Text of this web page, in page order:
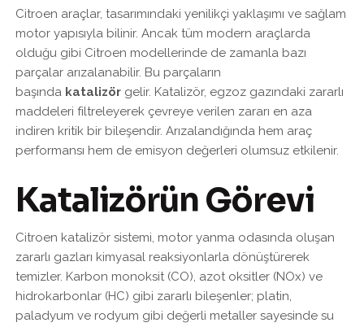
Citroen araçlar, tasarımındaki yenilikçi yaklaşımı ve sağlam
motor yapısıyla bilinir. Ancak tüm modern araçlarda
olduğu gibi Citroen modellerinde de zamanla bazı
parçalar arızalanabilir. Bu parçaların
başında katalizör gelir. Katalizör, egzoz gazındaki zararlı
maddeleri filtreleyerek çevreye verilen zararı en aza
indiren kritik bir bileşendir. Arızalandığında hem araç
performansı hem de emisyon değerleri olumsuz etkilenir.
Katalizörün Görevi
Citroen katalizör sistemi, motor yanma odasında oluşan
zararlı gazları kimyasal reaksiyonlarla dönüştürerek
temizler. Karbon monoksit (CO), azot oksitler (NOx) ve
hidrokarbonlar (HC) gibi zararlı bileşenler; platin,
paladyum ve rodyum gibi değerli metaller sayesinde su